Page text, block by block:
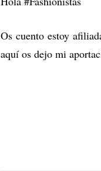
Os cuento estoy
aquí os dejo mi